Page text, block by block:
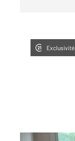
Exclusivité